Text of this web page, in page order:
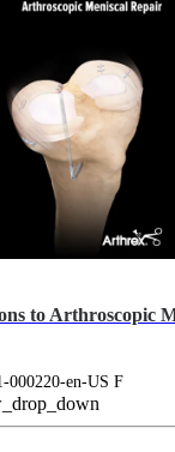
to Arthroscopic
000220-en-US F